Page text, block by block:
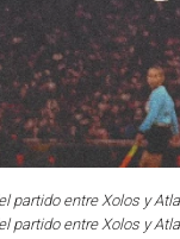
partido entre Xolos y
partido entre Xolos y